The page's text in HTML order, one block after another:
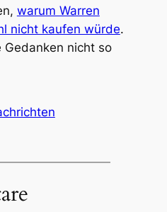
warum Warren
nicht kaufen würde.
nicht so